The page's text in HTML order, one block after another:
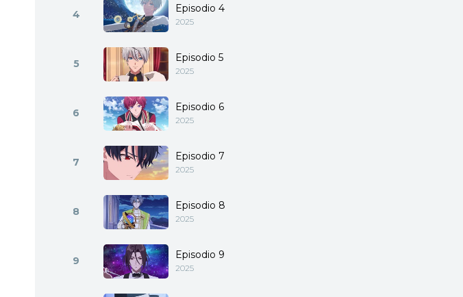
4 Episodio 4
2025
5 Episodio 5
2025
6 Episodio 6
2025
7 Episodio 7
2025
8 Episodio 8
2025
9 Episodio 9
2025